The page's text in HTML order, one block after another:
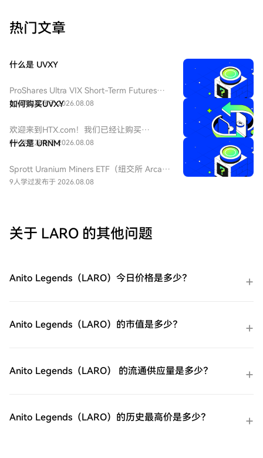
热门文章
什么是 UVXY
ProShares Ultra VIX Short-Term Futures
ETF（纽交所 Arca 代码：UVXY），中文：
ETF 为每日 2 倍杠杆做多 VIX 短期期货产
品，挂钩标普 500 短期波动率期货指数，该
基金通常用于在美股市场波动加剧或恐慌情
特性和期货展期成本，它不适合长期持有。
8人学过发布于 2026.08.08
如何购买UVXY
欢迎来到HTX.com！我们已经让购买
ProShares 两倍做多短期 VIX 期货
逐步指南，放心开始您的加密货币之旅。第
一步：创建您的HTX账户使用您的电子邮
或Mastercard即时购买ProShares 两倍做多
Pay等流行支付方法以增加便利性。C2C购
者提供个性化服务和竞争性汇率。第三步：
存储您的ProShares 两倍做多短期 VIX 期货
在您的HTX账户钱包中。您也可以通过区块
链转账将其发送到其他地方或者用于交易其
货市场轻松交易ProShares 两倍做多短期 VIX
期货ETF（UVXY)。访问您的账户，选择您的
9人学过发布于 2026.08.08
什么是 URNM
Sprott Uranium Miners ETF（纽交所 Arca
代码：URNM），中文：无（bn无），传统
铀持有企业，受益全球清洁能源转型与核电
需求增长，是美股稀缺铀矿赛道投资工具。
9人学过发布于 2026.08.08
关于 LARO 的其他问题
Anito Legends（LARO）今日价格是多少？
Anito Legends（LARO）的市值是多少？
Anito Legends（LARO） 的流通供应量是多少？
Anito Legends（LARO）的历史最高价是多少？